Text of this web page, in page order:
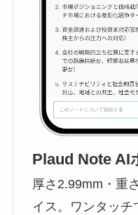
Plaud Note AI
厚さ2.99mm・重
イス。ワンタッチ